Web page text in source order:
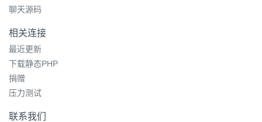
聊天源码
相关连接
最近更新
下载静态PHP
捐赠
压力测试
联系我们